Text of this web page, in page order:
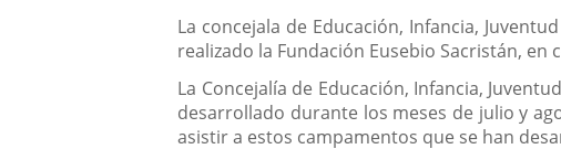
Descripción
La concejala de Educación, Infancia,
realizado la Fundación Eusebio Sacristán,
La Concejalía de Educación, Infancia,
desarrollado durante los meses de julio y
asistir a estos campamentos que se han